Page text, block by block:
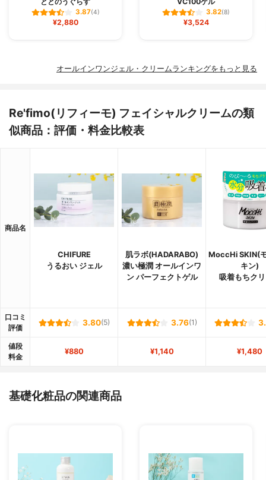
3.87(4)
¥2,880
3.82(8)
¥3,524
オールインワンジェル・クリームランキングをもっと見る
Re'fimo(リフィーモ) フェイシャルクリームの類
似商品：評価・料金比較表
商品名
CHIFURE
うるおい ジェル
肌ラボ(HADARABO)
濃い極潤 オールインワ
ン パーフェクトゲル
MoccHi SKIN(
キン)
吸着もちク
口コミ
評価
3.80(5) 3.76(1)
値段
料金
¥880 ¥1,140 ¥1,480
基礎化粧品の関連商品